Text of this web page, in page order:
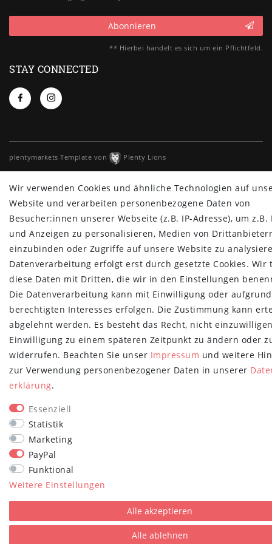
Abonnieren
** Hierbei handelt es sich um ein Pflichtfeld.
STAY CONNECTED
Wir verwenden Cookies und ähnliche Technologien auf
Website und verarbeiten personenbezogene Daten von
Besucher:innen unserer Webseite (z.B. IP-Adresse), um z.B.
und Anzeigen zu personalisieren, Medien von
einzubinden oder Zugriffe auf unsere Website zu
Datenverarbeitung erfolgt erst durch gesetzte Cookies. Wir
diese Daten mit Dritten, die wir in den Einstellungen
Die Datenverarbeitung kann mit Einwilligung oder
berechtigten Interesses erfolgen. Die Zustimmung kann
abgelehnt werden. Es besteht das Recht, nicht
Einwilligung zu einem späteren Zeitpunkt zu ändern oder
widerrufen. Beachten Sie unser Impressum und weitere
zur Verwendung personenbezogener Daten in unserer
erklärung.
Essenziell
Statistik
Marketing
PayPal
Funktional
Weitere Einstellungen
Alle akzeptieren
Alle ablehnen
plentymarkets Template von Plenty Lions